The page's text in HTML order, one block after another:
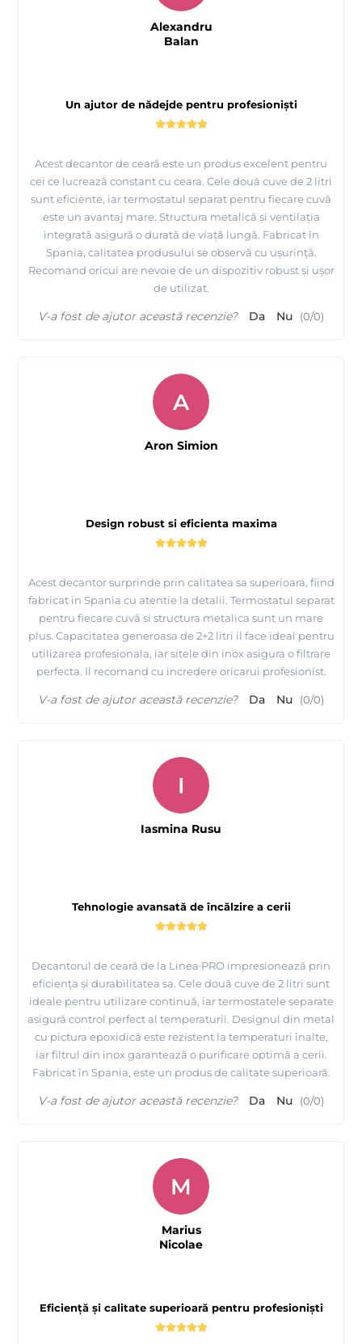
Pentru mai multe detalii despre decantoare, modul de livrare,
Aceasta taxa se adauga pe factura de catre importatorii sau
producatorii echipamentelor electrice si electronice (EEE) si
la stat pentru a putea gestiona colectarea deseurilor de
echipamente electrice si electronice (DEEE).
Folie spaciala pentru incalzit ceara Depilflax - iti
protejeaza incalzitorul de ceara
premium - Depilflax
Un ajutor de nădejde pentru profesioniști
Acest decantor de ceară este un produs excelent pentru
cei ce lucrează constant cu ceara. Cele două cuve de 2 litri
sunt eficiente, iar termostatul separat pentru fiecare cuvă
este un avantaj mare. Structura metalică și ventilația
integrată asigură o durată de viață lungă. Fabricat în
Spania, calitatea produsului se observă cu ușurință.
Recomand oricui are nevoie de un dispozitiv robust și ușor
de utilizat.
Alexandru
Balan
V-a fost de ajutor această recenzie? Da Nu (0/0)
Design robust si eficienta maxima
Acest decantor surprinde prin calitatea sa superioara, fiind
fabricat in Spania cu atentie la detalii. Termostatul separat
pentru fiecare cuvă si structura metalica sunt un mare
plus. Capacitatea generoasa de 2+2 litri il face ideal pentru
utilizarea profesionala, iar sitele din inox asigura o filtrare
perfecta. Il recomand cu incredere oricarui profesionist.
A
Aron Simion
V-a fost de ajutor această recenzie? Da Nu (0/0)
Tehnologie avansată de încălzire a cerii
Decantorul de ceară de la Linea·PRO impresionează prin
eficiența și durabilitatea sa. Cele două cuve de 2 litri sunt
ideale pentru utilizare continuă, iar termostatele separate
asigură control perfect al temperaturii. Designul din metal
cu pictura epoxidică este rezistent la temperaturi înalte,
iar filtrul din inox garantează o purificare optimă a cerii.
Fabricat în Spania, este un produs de calitate superioară.
I
Iasmina Rusu
V-a fost de ajutor această recenzie? Da Nu (0/0)
Eficiență și calitate superioară pentru profesioniști
M
Marius
Nicolae